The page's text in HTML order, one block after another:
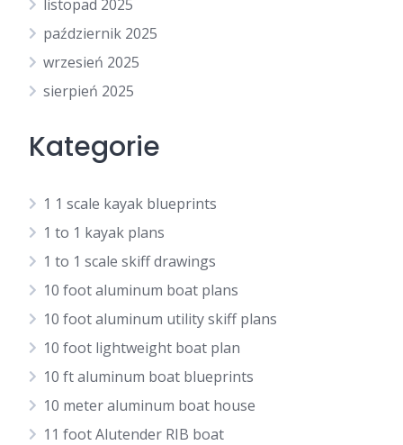
listopad 2025
październik 2025
wrzesień 2025
sierpień 2025
Kategorie
1 1 scale kayak blueprints
1 to 1 kayak plans
1 to 1 scale skiff drawings
10 foot aluminum boat plans
10 foot aluminum utility skiff plans
10 foot lightweight boat plan
10 ft aluminum boat blueprints
10 meter aluminum boat house
11 foot Alutender RIB boat